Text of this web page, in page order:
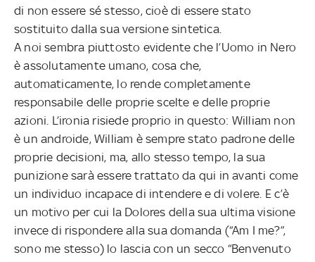
di non essere sé stesso, cioè di essere stato
sostituito dalla sua versione sintetica.
A noi sembra piuttosto evidente che l’Uomo in Nero
è assolutamente umano, cosa che,
automaticamente, lo rende completamente
responsabile delle proprie scelte e delle proprie
azioni. L’ironia risiede proprio in questo: William non
è un androide, William è sempre stato padrone delle
proprie decisioni, ma, allo stesso tempo, la sua
punizione sarà essere trattato da qui in avanti come
un individuo incapace di intendere e di volere. E c’è
un motivo per cui la Dolores della sua ultima visione
invece di rispondere alla sua domanda (“Am I me?”,
sono me stesso) lo lascia con un secco “Benvenuto